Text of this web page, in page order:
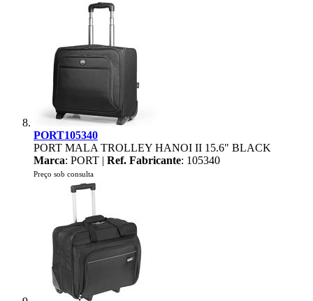
PORT105340
PORT MALA TROLLEY HANOI II 15.6" BLACK
Marca: PORT | Ref. Fabricante: 105340
Preço sob consulta